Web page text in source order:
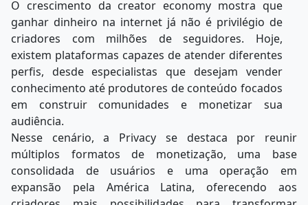
O crescimento da creator economy mostra que
ganhar dinheiro na internet já não é privilégio de
criadores com milhões de seguidores. Hoje,
existem plataformas capazes de atender diferentes
perfis, desde especialistas que desejam vender
conhecimento até produtores de conteúdo focados
em construir comunidades e monetizar sua
audiência.
Nesse
cenário, a Privacy se destaca por
reunir
múltiplos
formatos de monetização,
uma base
consolidada de usuários e uma operação em
expansão pela América Latina, oferecendo aos